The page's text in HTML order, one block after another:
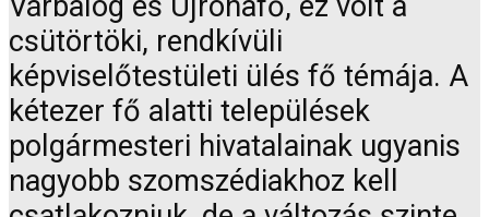
csütörtöki, rendkívüli
képviselőtestületi ülés fő témája. A
kétezer fő alatti települések
polgármesteri hivatalainak ugyanis
nagyobb szomszédiakhoz kell